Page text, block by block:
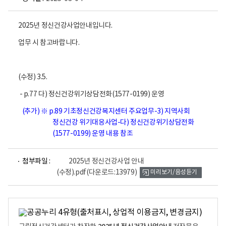
2025년 정신건강사업안내입니다.
업무 시 참고바랍니다.
(수정) 3.5.
- p.77 다) 정신건강위기상담전화(1577-0199) 운영
(추가) ※ p.89 기초정신건강복지센터 주요업무-3) 지역사회
정신건강 위기대응사업-다) 정신건강위기상담전화
(1577-0199) 운영 내용 참조
첨부파일 :
2025년 정신건강사업 안내
(수정).pdf(다운로드:13979)
어
미리보기/음성듣기